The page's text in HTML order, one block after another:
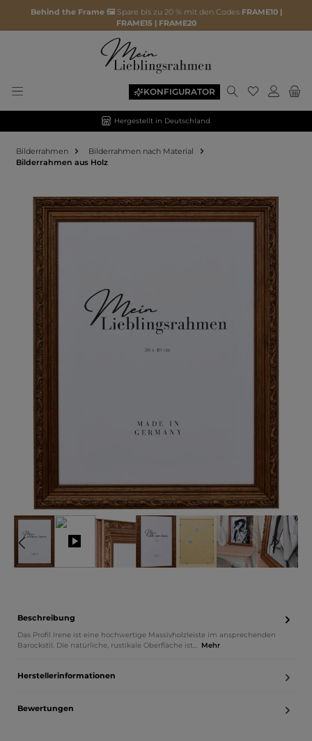
Behind the Frame 🖼️ Spare bis zu 20 % mit den Codes FRAME10 |
FRAME15 | FRAME20
KONFIGURATOR
Hergestellt in Deutschland
Bilderrahmen
Bilderrahmen nach Material
Bilderrahmen aus Holz
Bildergalerie überspringen
Beschreibung
Das Profil Irene ist eine hochwertige Massivholzleiste im ansprechenden
Barockstil. Die natürliche, rustikale Oberfläche ist… Mehr
Herstellerinformationen
Bewertungen